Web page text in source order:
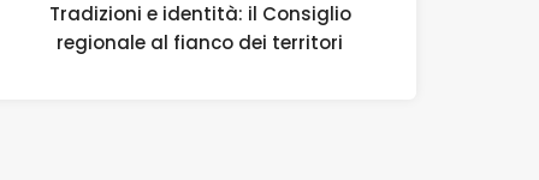
Tradizioni e identità: il Consiglio
regionale al fianco dei territori